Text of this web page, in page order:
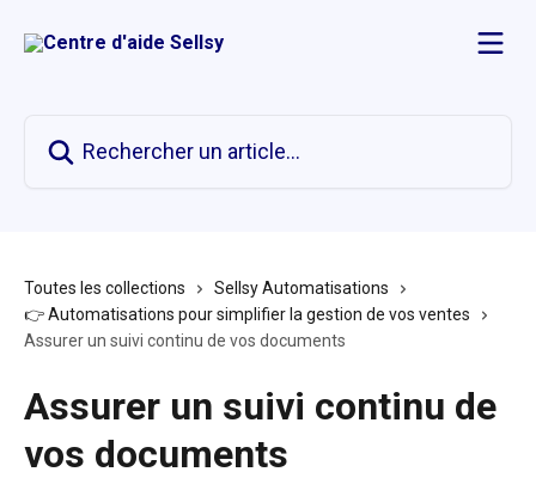
Toutes les collections
Sellsy Automatisations
👉 Automatisations pour simplifier la gestion de vos ventes
Assurer un suivi continu de vos documents
Assurer un suivi continu de
vos documents